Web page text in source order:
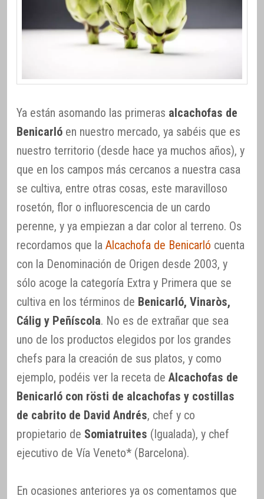
Ya están asomando las primeras alcachofas de
Benicarló en nuestro mercado, ya sabéis que es
nuestro territorio (desde hace ya muchos años), y
que en los campos más cercanos a nuestra casa
se cultiva, entre otras cosas, este maravilloso
rosetón, flor o influorescencia de un cardo
perenne, y ya empiezan a dar color al terreno. Os
recordamos que la Alcachofa de Benicarló cuenta
con la Denominación de Origen desde 2003, y
sólo acoge la categoría Extra y Primera que se
cultiva en los términos de Benicarló, Vinaròs,
Cálig y Peñíscola. No es de extrañar que sea
uno de los productos elegidos por los grandes
chefs para la creación de sus platos, y como
ejemplo, podéis ver la receta de Alcachofas de
Benicarló con rösti de alcachofas y costillas
de cabrito de David Andrés, chef y co
propietario de Somiatruites (Igualada), y chef
ejecutivo de Vía Veneto* (Barcelona).
En ocasiones anteriores ya os comentamos que